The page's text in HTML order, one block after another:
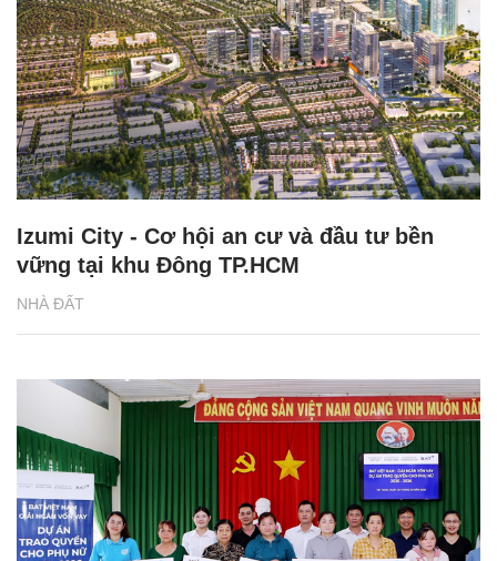
NHÀ ĐẤT
Izumi City - Cơ hội an cư và đầu tư bền
vững tại khu Đông TP.HCM